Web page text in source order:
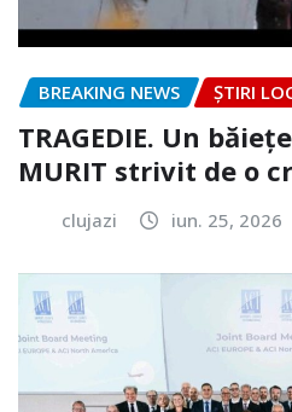
BREAKING NEWS ȘTIRI
TRAGEDIE. Un
MURIT strivit de o
clujazi iun. 25, 2026